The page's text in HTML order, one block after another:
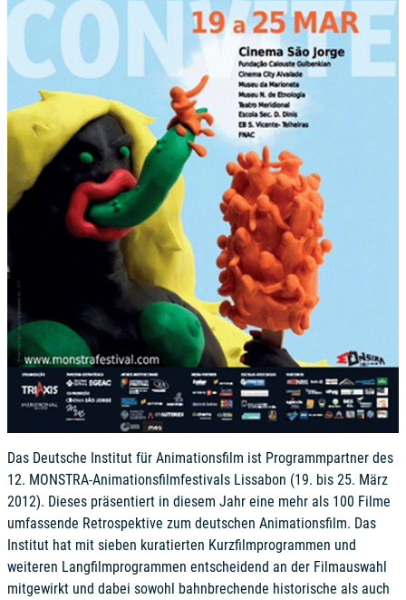
Das Deutsche Institut für Animationsfilm ist Programmpartner des
12. MONSTRA-Animationsfilmfestivals Lissabon (19. bis 25. März
2012). Dieses präsentiert in diesem Jahr eine mehr als 100 Filme
umfassende Retrospektive zum deutschen Animationsfilm. Das
Institut hat mit sieben kuratierten Kurzfilmprogrammen und
weiteren Langfilmprogrammen entscheidend an der Filmauswahl
mitgewirkt und dabei sowohl bahnbrechende historische als auch